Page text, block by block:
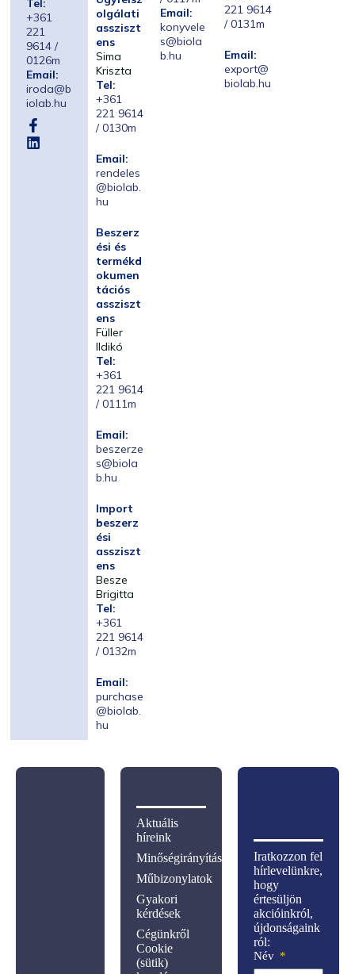
+361
221
9614 /
0126m
Email:
iroda@b
iolab.hu
olgálati
assziszt
ens
Sima
Kriszta
Tel:
+361
221 9614
/ 0130m
Email:
rendeles
@biolab.
hu
Beszerz
ési és
termékd
okumen
tációs
assziszt
ens
Füller
Ildikó
Tel:
+361
221 9614
/ 0111m
Email:
beszerze
s@biola
b.hu
Import
beszerz
ési
assziszt
ens
Besze
Brigitta
Tel:
+361
221 9614
/ 0132m
Email:
purchase
@biolab.
hu
Email:
konyvele
s@biola
b.hu
221 9614
/ 0131m
Email:
export@
biolab.hu
Iratkozzon fel
hírlevelünkre,
hogy
értesüljön
akcióinkról,
újdonságaink
ról:
Név
Aktuális
híreink
Minőségirányítás
Műbizonylatok
Gyakori
kérdések
Cégünkről
Cookie
(sütik)